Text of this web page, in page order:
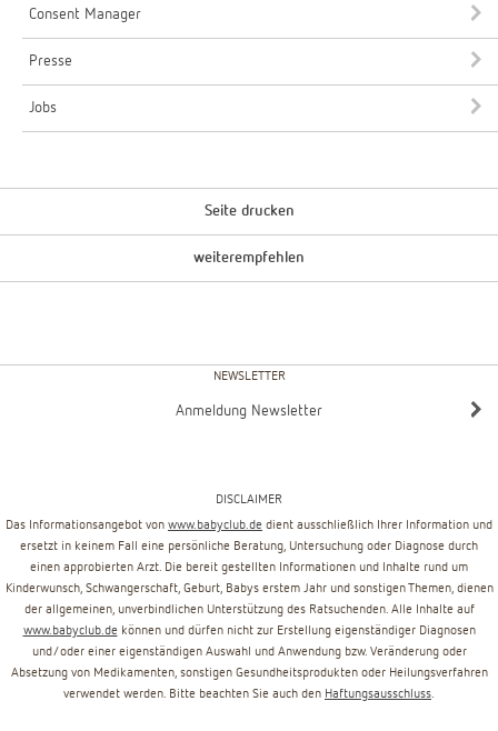
Consent Manager
Presse
Jobs
Seite drucken
weiterempfehlen
NEWSLETTER
Anmeldung Newsletter
DISCLAIMER
Das Informationsangebot von www.babyclub.de dient ausschließlich Ihrer Information und
ersetzt in keinem Fall eine persönliche Beratung, Untersuchung oder Diagnose durch
einen approbierten Arzt. Die bereit gestellten Informationen und Inhalte rund um
Kinderwunsch, Schwangerschaft, Geburt, Babys erstem Jahr und sonstigen Themen, dienen
der allgemeinen, unverbindlichen Unterstützung des Ratsuchenden. Alle Inhalte auf
www.babyclub.de können und dürfen nicht zur Erstellung eigenständiger Diagnosen
und/oder einer eigenständigen Auswahl und Anwendung bzw. Veränderung oder
Absetzung von Medikamenten, sonstigen Gesundheitsprodukten oder Heilungsverfahren
verwendet werden. Bitte beachten Sie auch den Haftungsausschluss.